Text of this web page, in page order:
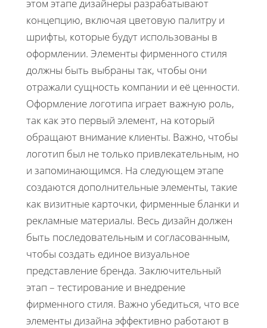
этом этапе дизайнеры разрабатывают
концепцию, включая цветовую палитру и
шрифты, которые будут использованы в
оформлении. Элементы фирменного стиля
должны быть выбраны так, чтобы они
отражали сущность компании и её ценности.
Оформление логотипа играет важную роль,
так как это первый элемент, на который
обращают внимание клиенты. Важно, чтобы
логотип был не только привлекательным, но
и запоминающимся. На следующем этапе
создаются дополнительные элементы, такие
как визитные карточки, фирменные бланки и
рекламные материалы. Весь дизайн должен
быть последовательным и согласованным,
чтобы создать единое визуальное
представление бренда. Заключительный
этап – тестирование и внедрение
фирменного стиля. Важно убедиться, что все
элементы дизайна эффективно работают в